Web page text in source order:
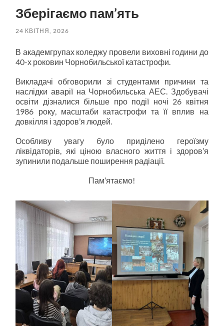
Зберігаємо пам’ять
24 КВІТНЯ, 2026
В академгрупах коледжу провели виховні години до
40-х роковин Чорнобильської катастрофи.
Викладачі обговорили зі студентами причини та
наслідки аварії на Чорнобильська АЕС. Здобувачі
освіти дізналися більше про події ночі 26 квітня
1986 року, масштаби катастрофи та її вплив на
довкілля і здоров’я людей.
Особливу увагу було приділено героїзму
ліквідаторів, які ціною власного життя і здоров’я
зупинили подальше поширення радіації.
Пам’ятаємо!